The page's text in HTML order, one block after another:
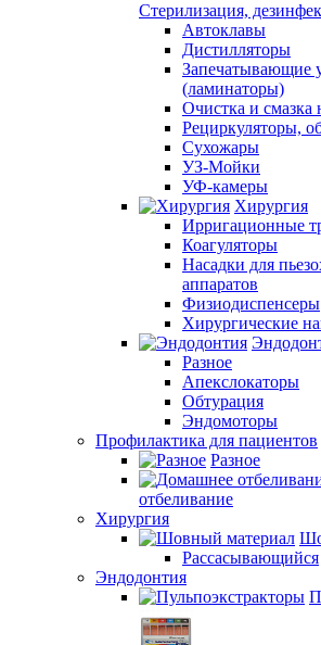
Стерилизация,
Автоклавы
Дистилляторы
Запечатывающие
(ламинаторы)
Очистка и смазка
Рециркуляторы,
Сухожары
УЗ-Мойки
УФ-камеры
Хирургия
Ирригационные
Коагуляторы
Насадки для
аппаратов
Физиодиспенсеры
Хирургические
Разное
Апекслокаторы
Обтурация
Эндомоторы
Профилактика для пациентов
Разное
отбеливание
Хирургия
Рассасывающийся
Эндодонтия